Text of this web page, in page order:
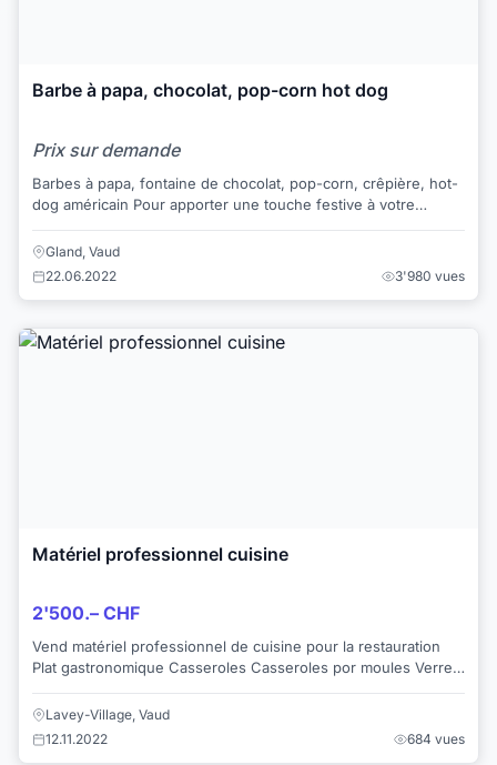
Barbe à papa, chocolat, pop-corn hot dog
Prix sur demande
Barbes à papa, fontaine de chocolat, pop-corn, crêpière, hot-
dog américain Pour apporter une touche festive à votre
Gland, Vaud
22.06.2022
3'980 vues
Matériel professionnel cuisine
2'500.– CHF
Vend matériel professionnel de cuisine pour la restauration
Plat gastronomique Casseroles Casseroles por moules Verres
Vitrine a dessert Tab...
Lavey-Village, Vaud
12.11.2022
684 vues